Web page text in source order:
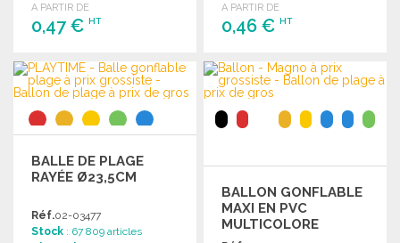
A PARTIR DE
0,47 € HT
COMMANDER
Demander un devis
A PARTIR DE
0,46 €HT
COMMANDER
Demander un devis
BALLE DE PLAGE
RAYÉE Ø23,5CM
Réf.02-03477
Stock : 67 809 articles
BALLON GONFLABLE
MAXI EN PVC
MULTICOLORE